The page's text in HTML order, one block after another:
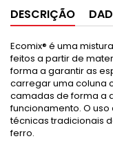
DESCRIÇÃO
Ecomix® é uma
feitos a partir de
forma a garantir as
carregar uma coluna
camadas de forma a
funcionamento. O uso
técnicas tradicionais
ferro.